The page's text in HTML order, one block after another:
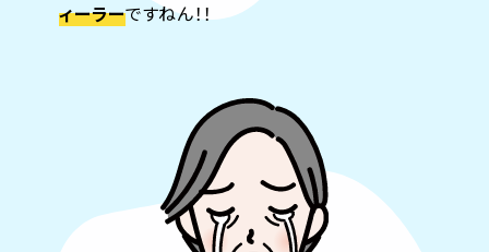
ィーラーですねん！！